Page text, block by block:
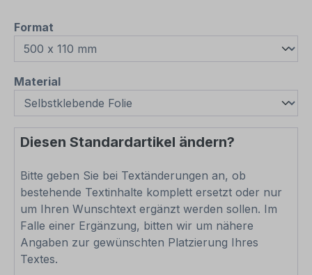
Format
Materialauswählen
Diesen Standardartikel ändern?
Bitte geben Sie bei Textänderungen an, ob
bestehende Textinhalte komplett ersetzt oder nur
um Ihren Wunschtext ergänzt werden sollen. Im
Falle einer Ergänzung, bitten wir um nähere
Angaben zur gewünschten Platzierung Ihres
Textes.